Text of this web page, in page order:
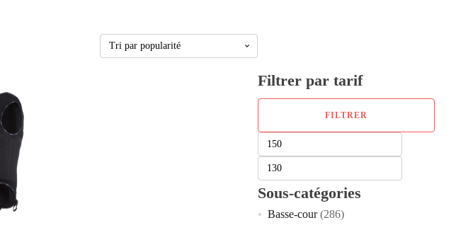
Filtrer par tarif
Prix
min
Prix
max
FILTRER
Sous-catégories
Basse-cour (286)